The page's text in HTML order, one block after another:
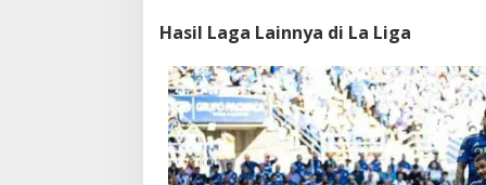
Hasil Laga Lainnya di La Liga